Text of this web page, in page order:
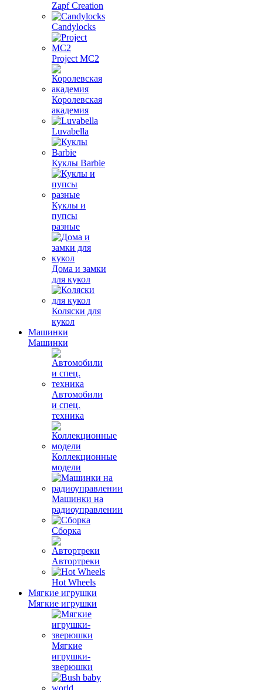
Zapf Creation
Candylocks
Project MС2
Королевская
академия
Luvabella
Куклы Barbie
Куклы и
пупсы
разные
Дома и замки
для кукол
Коляски для
кукол
Машинки
Машинки
Автомобили
и спец.
техника
Коллекционные
модели
Машинки на
радиоуправлении
Сборка
Автортреки
Hot Wheels
Мягкие игрушки
Мягкие игрушки
Мягкие
игрушки-
зверюшки